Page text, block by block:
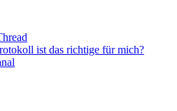
ist das richtige für mich?